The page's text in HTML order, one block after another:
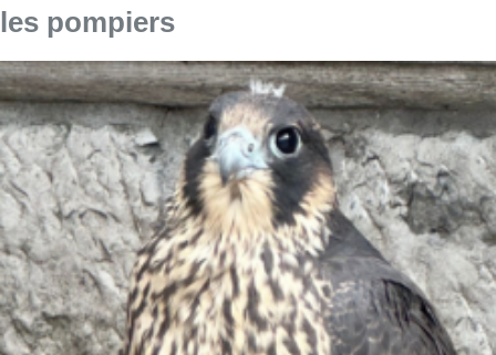
les pompiers